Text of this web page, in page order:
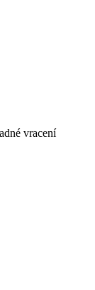
vracení